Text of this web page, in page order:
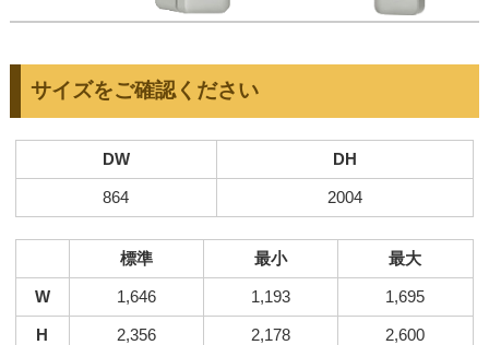
サイズをご確認ください
DW DH
864 2004
標準 最小 最大
W 1,646 1,193 1,695
H 2,356 2,178 2,600